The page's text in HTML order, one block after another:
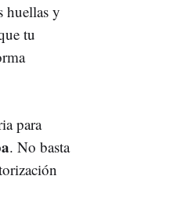
huellas y
tu
para
. No basta